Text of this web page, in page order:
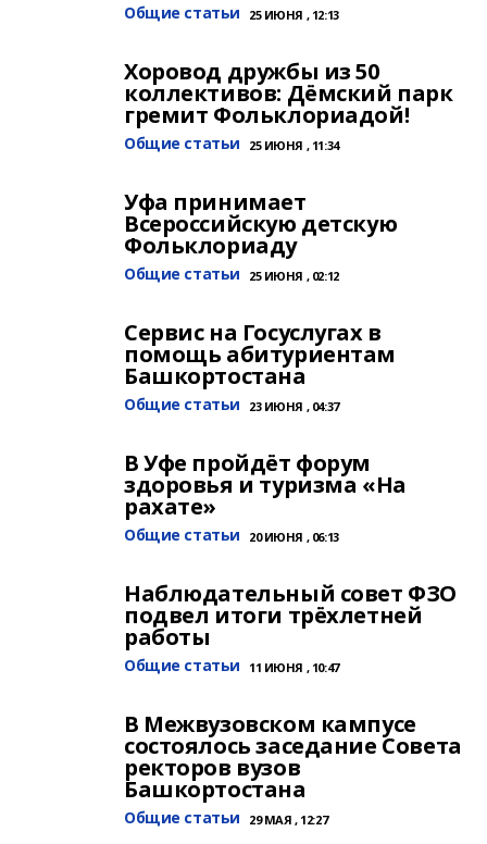
Общие статьи 25 ИЮНЯ , 12:13
Хоровод дружбы из 50
коллективов: Дёмский парк
гремит Фольклориадой!
Общие статьи 25 ИЮНЯ , 11:34
Уфа принимает
Всероссийскую детскую
Фольклориаду
Общие статьи 25 ИЮНЯ , 02:12
Сервис на Госуслугах в
помощь абитуриентам
Башкортостана
Общие статьи 23 ИЮНЯ , 04:37
В Уфе пройдёт форум
здоровья и туризма «На
рахате»
Общие статьи 20 ИЮНЯ , 06:13
Наблюдательный совет ФЗО
подвел итоги трёхлетней
работы
Общие статьи 11 ИЮНЯ , 10:47
В Межвузовском кампусе
состоялось заседание Совета
ректоров вузов
Башкортостана
Общие статьи 29 МАЯ , 12:27